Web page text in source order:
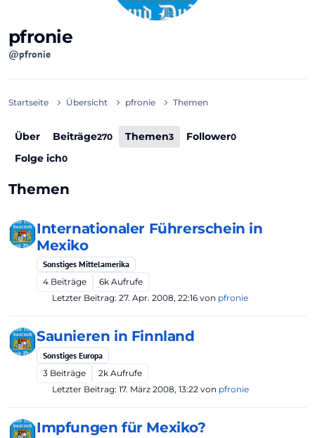
pfronie
@pfronie
Startseite Übersicht pfronie Themen
Über Beiträge270 Themen3 Follower0
Folge ich0
Themen
Internationaler Führerschein in
Mexiko
Sonstiges Mittelamerika
4 Beiträge 6k Aufrufe
Letzter Beitrag: 27. Apr. 2008, 22:16 von pfronie
Saunieren in Finnland
Sonstiges Europa
3 Beiträge 2k Aufrufe
Letzter Beitrag: 17. März 2008, 13:22 von pfronie
Impfungen für Mexiko?